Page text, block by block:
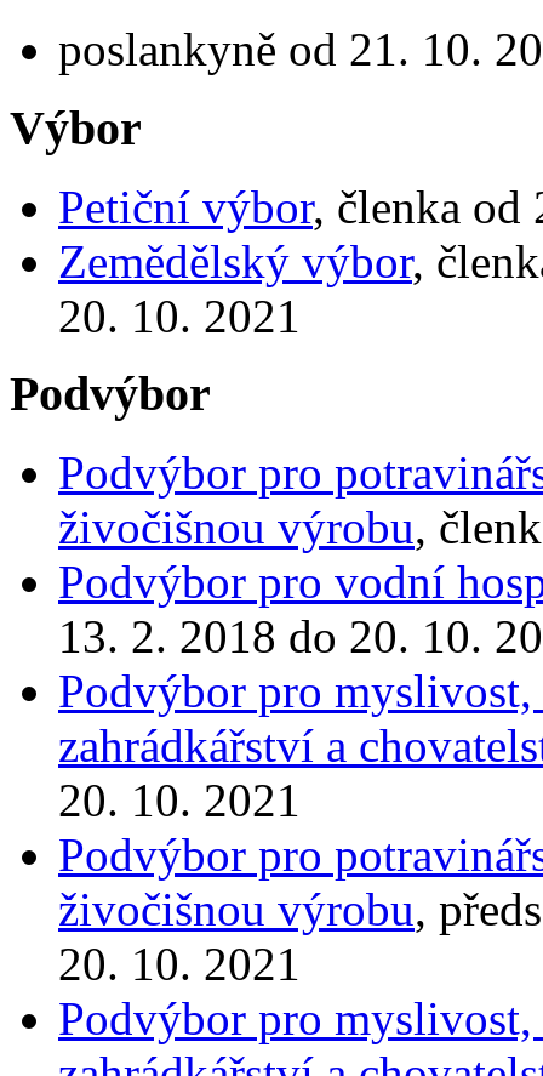
poslankyně od 21. 10.
Výbor
Petiční výbor, členka od
Zemědělský výbor,
20. 10. 2021
Podvýbor
Podvýbor pro
živočišnou výrobu,
Podvýbor pro vodní
13. 2. 2018 do 20. 10.
Podvýbor pro
zahrádkářství a
20. 10. 2021
Podvýbor pro
živočišnou výrobu,
20. 10. 2021
Podvýbor pro